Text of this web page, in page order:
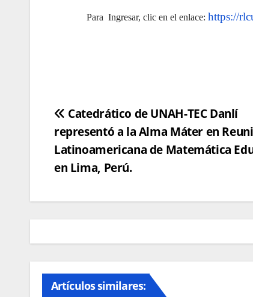
Para Ingresar, clic en el enlace: https://
Navegación
de
entradas
Catedrático de UNAH-TEC Danlí
representó a la Alma Máter en
Latinoamericana de Matemática
en Lima, Perú.
Artículos similares: